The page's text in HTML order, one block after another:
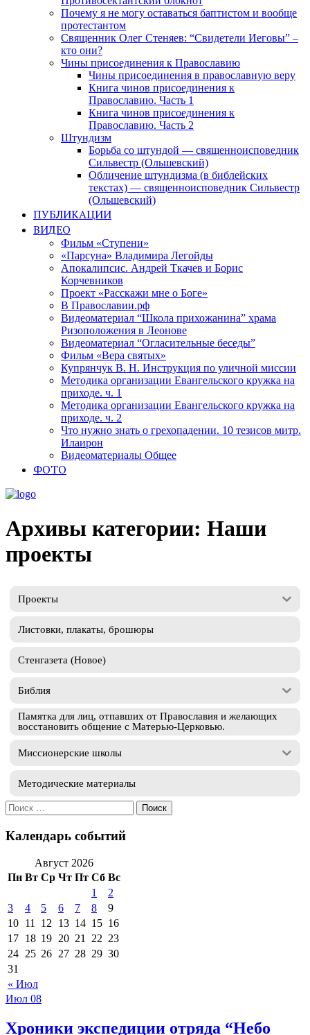
Почему я не могу оставаться баптистом и вообще
протестантом
Священник Олег Стеняев: “Свидетели Иеговы” –
кто они?
Чины присоединения к Православию
Чины присоединения в православную веру
Книга чинов присоединения к
Православию. Часть 1
Книга чинов присоединения к
Православию. Часть 2
Штундизм
Борьба со штундой — священноисповедник
Сильвестр (Ольшевский)
Обличение штундизма (в библейских
текстах) — священноисповедник Сильвестр
(Ольшевский)
ПУБЛИКАЦИИ
ВИДЕО
Фильм «Ступени»
«Парсуна» Владимира Легойды
Апокалипсис. Андрей Ткачев и Борис
Корчевников
Проект «Расскажи мне о Боге»
В Православии.рф
Видеоматериал “Школа прихожанина” храма
Ризоположения в Леонове
Видеоматериал “Огласительные беседы”
Фильм «Вера святых»
Купрянчук В. Н. Инструкция по уличной миссии
Методика организации Евангельского кружка на
приходе. ч. 1
Методика организации Евангельского кружка на
приходе. ч. 2
Что нужно знать о грехопадении. 10 тезисов митр.
Илаирон
Видеоматериалы Общее
ФОТО
Архивы категории: Наши
проекты
Проекты
Листовки, плакаты, брошюры
Стенгазета (Новое)
Библия
Памятка для лиц, отпавших от Православия и желающих
восстановить общение с Матерью-Церковью.
Миссионерские школы
Методические материалы
Искать:
Календарь событий
Август 2026
Пн Вт Ср Чт Пт Сб Вс
« Июл
1
2
3
4 5 6 7 8
9
10 11 12 13 14 15 16
17 18 19 20 21 22 23
24 25 26 27 28 29 30
31
Июл 08
Хроники экспедиции отряда “Небо